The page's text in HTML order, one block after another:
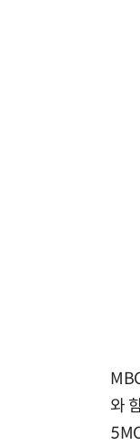
와